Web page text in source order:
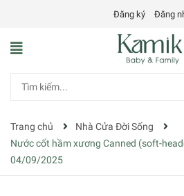
Đăng ký Đăng
Trang chủ
Nhà Cửa Đời Sống
Nước cốt hầm xương Canned (soft-
04/09/2025